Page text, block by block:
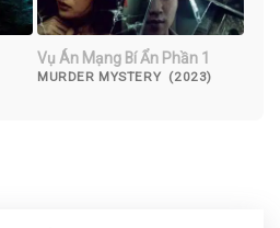
Vụ Án Mạng Bí Ẩn Phần 1
MURDER MYSTERY (2023)